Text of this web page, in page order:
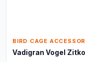
BIRD CAGE
Vadigran Vogel